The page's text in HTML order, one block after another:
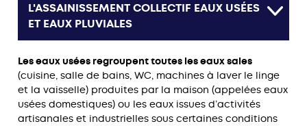
L'ASSAINISSEMENT COLLECTIF EAUX USÉES
ET EAUX PLUVIALES
Les eaux usées regroupent toutes les eaux sales
(cuisine, salle de bains, WC, machines à laver le linge
et la vaisselle) produites par la maison (appelées eaux
usées domestiques) ou les eaux issues d’activités
artisanales et industrielles sous certaines conditions